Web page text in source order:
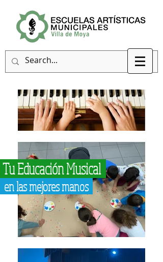
Tu Educación Musical
en las mejores manos